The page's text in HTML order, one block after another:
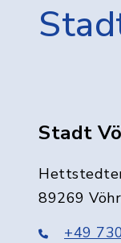
Stadt
89269
+49